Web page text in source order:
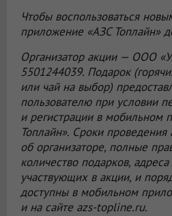
Чтобы воспользоваться
приложение «АЗС Топлайн»
Организатор акции — ООО
5501244039. Подарок
или чай на выбор)
пользователю при условии
и регистрации в мобильном
Топлайн». Сроки проведения
об организаторе, полные
количество подарков,
участвующих в акции, и
доступны в мобильном
и на сайте azs-topline.ru.